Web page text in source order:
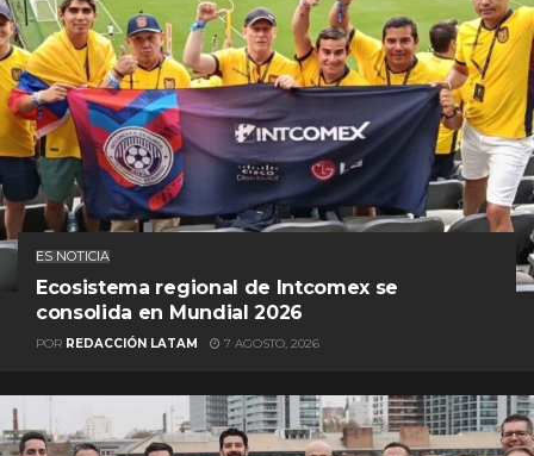
ES NOTICIA
Ecosistema regional de Intcomex se
consolida en Mundial 2026
POR REDACCIÓN LATAM 7 AGOSTO, 2026